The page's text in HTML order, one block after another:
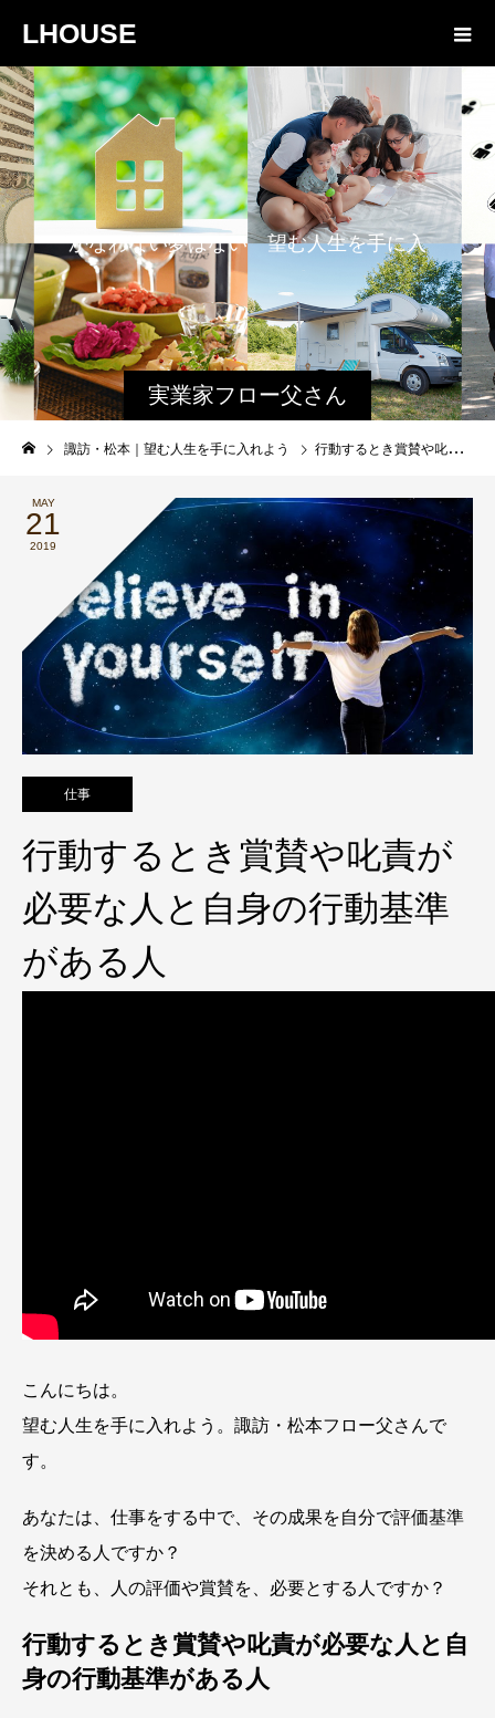
LHOUSE
実業家フロー父さん
と娘のファミログ
かなわない夢はない 望む人生を手に入れよう
諏訪・松本｜望む人生を手に入れよう 行動するとき賞賛や叱責が必要な人と自身の行動基準がある人
MAY
21
2019
仕事
行動するとき賞賛や叱責が
必要な人と自身の行動基準
がある人
こんにちは。
望む人生を手に入れよう。諏訪・松本フロー父さんで
す。
あなたは、仕事をする中で、その成果を自分で評価基準
を決める人ですか？
それとも、人の評価や賞賛を、必要とする人ですか？
行動するとき賞賛や叱責が必要な人と自
身の行動基準がある人